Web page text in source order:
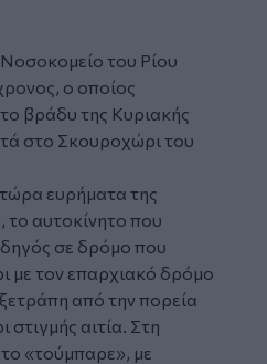
του Ρίου
ο οποίος
βράδυ της Κυριακής
στο Σκουροχώρι του
ευρήματα της
το αυτοκίνητο που
σε δρόμο που
με τον επαρχιακό δρόμο
από την πορεία
στιγμής αιτία. Στη
«τούμπαρε», με